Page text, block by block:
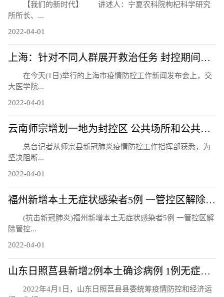
【我们的新时代】 讲述人：宁夏农科院枸杞科学研究
所所长、...
2022-04-01
上海：针对不同人群展开救治任务 封控期间急诊正常开放
在今天(1日)举行的上海市疫情防控工作新闻发布会上，交
大医学院...
2022-04-01
云南师宗增划一地为封控区 公共场所和公共交通工具全部暂停营业
总台记者从师宗县新冠肺炎疫情防控工作指挥部获悉，为
坚决阻断...
2022-04-01
福州新增本土无症状感染者5例 一管控区解除管控
(抗击新冠肺炎)福州新增本土无症状感染者5例 一管控区解
除管控...
2022-04-01
山东日照莒县新增2例本土确诊病例 1例无症状感染者
2022年4月1日，山东日照莒县县委统筹疫情防控和经济运